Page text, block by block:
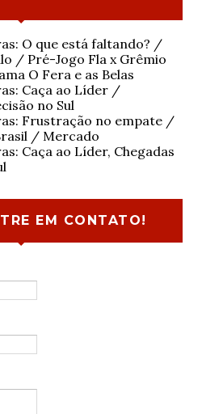
O que está faltando? /
/ Pré-Jogo Fla x Grêmio
O Fera e as Belas
Caça ao Líder /
no Sul
Frustração no empate /
/ Mercado
Caça ao Líder, Chegadas
EM CONTATO!